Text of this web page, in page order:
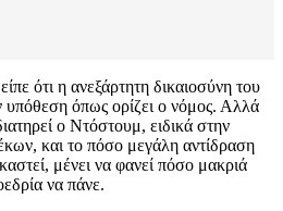
ότι η ανεξάρτητη δικαιοσύνη του
υπόθεση όπως ορίζει ο νόμος. Αλλά
ο Ντόστουμ, ειδικά στην
και το πόσο μεγάλη αντίδραση
μένει να φανεί πόσο μακριά
να πάνε.